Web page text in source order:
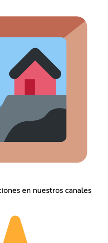
en nuestros canales